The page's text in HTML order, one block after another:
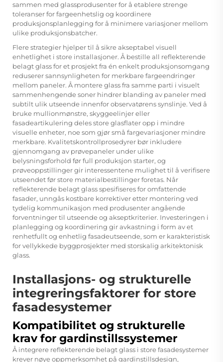
sammen med glassprodusenter for å etablere strenge
toleranser for fargeenhetslig og koordinere
produksjonsplanlegging for å minimere variasjoner mellom
ulike produksjonsbatcher.
Flere strategier hjelper til å sikre akseptabel visuell
enhetlighet i store installasjoner. Å bestille all reflekterende
belagt glass for et prosjekt fra én enkelt produksjonsomgang
reduserer sannsynligheten for merkbare fargeendringer
mellom paneler. Å montere glass fra samme parti i visuelt
sammenhengende soner hindrer blanding av paneler med
subtilt ulik utseende innenfor observatørens synslinje. Ved å
bruke mullionmønstre, skyggeelinjer eller
fasadeartikulering deles store glasflater opp i mindre
visuelle enheter, noe som gjør små fargevariasjoner mindre
merkbare. Kvalitetskontrollprosedyrer bør inkludere
gjennomgang av prøvepaneler under ulike
belysningsforhold før full produksjon starter, og
prøveoppstillinger gir interessentene mulighet til å verifisere
utseendet før store materialbestillinger foretas. Når
reflekterende belagt glass spesifiseres for omfattende
fasader, unngås kostbare korrektiver etter montering ved
tydelig kommunikasjon med produsenter angående
forventninger til utseende og akseptkriterier. Investeringen i
planlegging og koordinering gir avkastning i form av et
renhetfullt og enhetlig fasadeutseende, som er karakteristisk
for vellykkede byggprosjekter med storskalig arkitektonisk
glass.
Installasjons- og strukturelle
integreringsfaktorer for store
fasadesystemer
Kompatibilitet og strukturelle
krav for gardinstillssystemer
Å integrere reflekterende belagt glass i store fasadesystemer
krever nøye oppmerksomhet på gardinstillsdesign,